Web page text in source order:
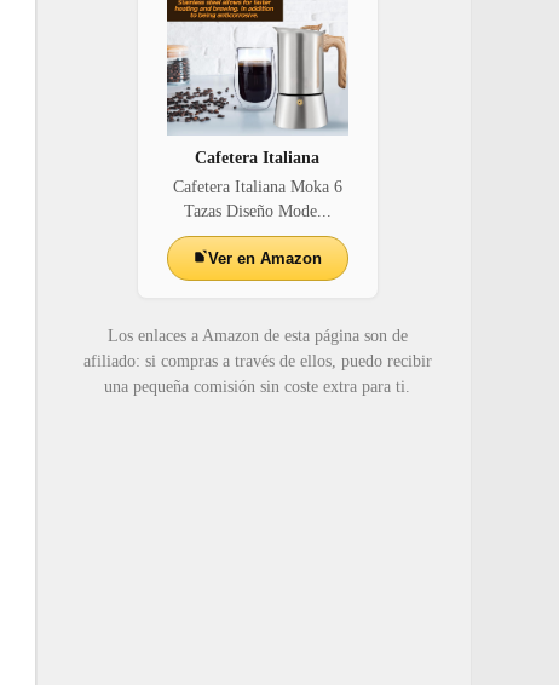
Cafetera Italiana
Cafetera Italiana Moka 6
Tazas Diseño Mode...
Ver en Amazon
Los enlaces a Amazon de esta página son de
afiliado: si compras a través de ellos, puedo recibir
una pequeña comisión sin coste extra para ti.